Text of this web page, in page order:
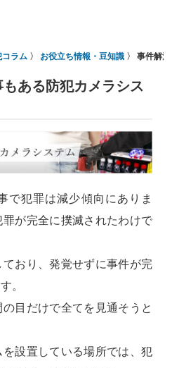
コラム お役立ち情報・豆知識 事件解
ある防犯カメラシス
で犯罪は減少傾向にありま
が完全に撲滅されたわけで
おり、発覚せずに事件が完
。
目だけで全てを見通そうと
設置している場所では、犯